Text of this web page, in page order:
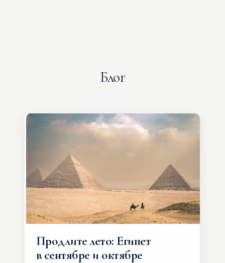
Блог
Продлите лето: Египет
в сентябре и октябре